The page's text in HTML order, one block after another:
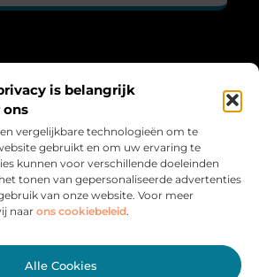
is belangrijk
ons
vergelijkbare technologieën om te
gebruikt en om uw ervaring te
kunnen voor verschillende doeleinden
tonen van gepersonaliseerde advertenties
van onze website. Voor meer
naar ons cookiebeleid.
Alle Cookies
sprankelend en vol leven.”
Voor iedereen die het leven met een
glimlach bekijkt.